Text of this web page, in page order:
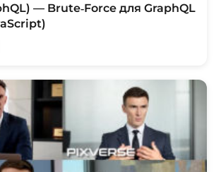
— Brute‑Force для GraphQL